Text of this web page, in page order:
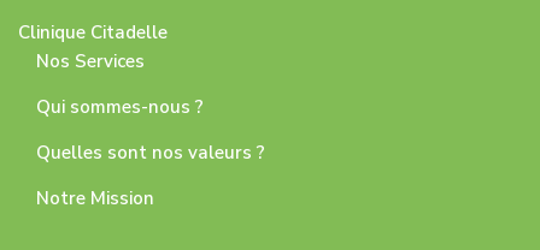
Clinique Citadelle
Nos Services
Qui sommes-nous ?
Quelles sont nos valeurs ?
Notre Mission